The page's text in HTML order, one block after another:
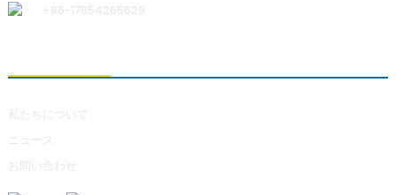
+86-17854265629
私たちについて
ニュース
お問い合わせ